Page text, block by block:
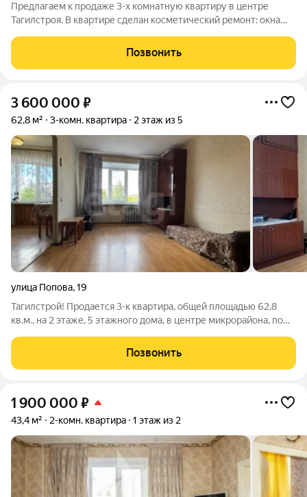
Предлагаем к продаже 3-х комнатную квартиру в центре
Тагилстроя. В квартире сделан косметический ремонт: окна
установлены счетчики на воду, санузел -раздельный. Раэвитая
инфраструктура, в шаговой
Позвонить
3 600 000 ₽
62,8 м² 3-комн. квартира 2 этаж из 5
улица Попова,19
Тагилстрой! Продается 3-к квартира, общей площадью 62,8
кв.м., на 2 этаже, 5 этажного дома, в центре микрорайона, по
ремонт. Комнаты большие и светлые, две смежные и одна
отдельно, окна
Позвонить
1 900 000 ₽
43,4 м² 2-комн. квартира 1 этаж из 2